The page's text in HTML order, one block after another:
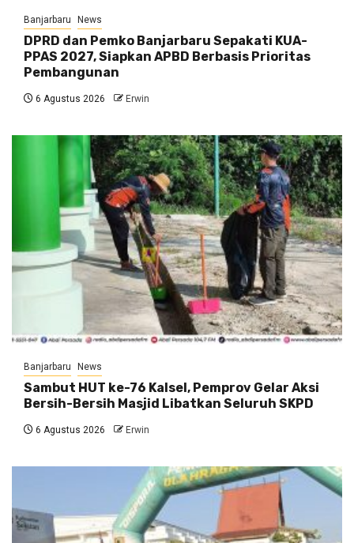
Banjarbaru News
DPRD dan Pemko Banjarbaru Sepakati KUA-
PPAS 2027, Siapkan APBD Berbasis Prioritas
Pembangunan
6 Agustus 2026 Erwin
Banjarbaru News
Sambut HUT ke-76 Kalsel, Pemprov Gelar Aksi
Bersih-Bersih Masjid Libatkan Seluruh SKPD
6 Agustus 2026 Erwin